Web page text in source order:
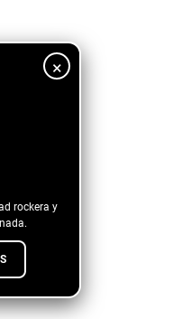
×
rockera y
Sickness?